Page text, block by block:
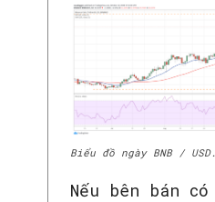
Biểu đồ ngày BNB /
Nếu bên bán